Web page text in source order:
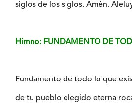
siglos de los siglos. Amén.
Himno: FUNDAMENTO DE
Fundamento de todo lo que
de tu pueblo elegido eterna